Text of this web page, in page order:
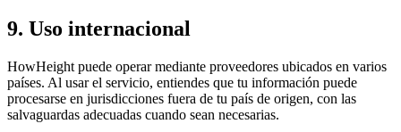
9. Uso internacional
HowHeight puede operar mediante proveedores ubicados en varios
países. Al usar el servicio, entiendes que tu información puede
procesarse en jurisdicciones fuera de tu país de origen, con las
salvaguardas adecuadas cuando sean necesarias.